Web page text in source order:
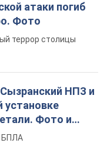
атаки погиб
Фото
террор столицы
НПЗ и
установке
Фото и
БПЛА